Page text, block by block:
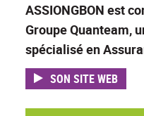
ASSIONGBON est
Groupe Quanteam,
spécialisé en
SON SITE WEB